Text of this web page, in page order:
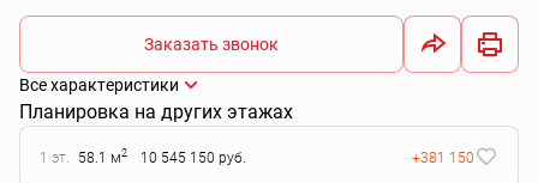
Заказать звонок
Все характеристики
Планировка на других этажах
1 эт. 58.1 м2 10 545 150 руб. +381 150